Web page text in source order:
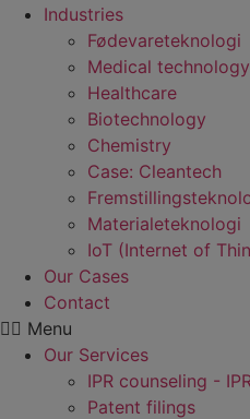
Industries
Fødevare­teknologi
Medical technology
Healthcare
Biotechnology
Chemistry
Case: Cleantech
Materiale­teknologi
IoT (Internet of
Our Cases
Contact
Menu
Our Services
IPR counseling -
Patent filings